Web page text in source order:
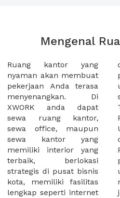
Mengenal
Ruang kantor yang
nyaman akan membuat
pekerjaan Anda terasa
menyenangkan. Di
XWORK anda dapat
sewa ruang kantor,
sewa office, maupun
sewa kantor yang
memiliki interior yang
terbaik, berlokasi
strategis di pusat bisnis
kota, memiliki fasilitas
lengkap seperti internet
dapat membantu
pengurusan legalitas
usaha baru Anda,
seperti surat domisili,
Tanda Domisili
Perusahaan, Surat Izin
Usaha Perdagangan,
dan atau akte pendirian
PT maupun akte
pendirian CV untuk
usaha Anda. Sewa
ruang kantor XWORK
juga mempermudah